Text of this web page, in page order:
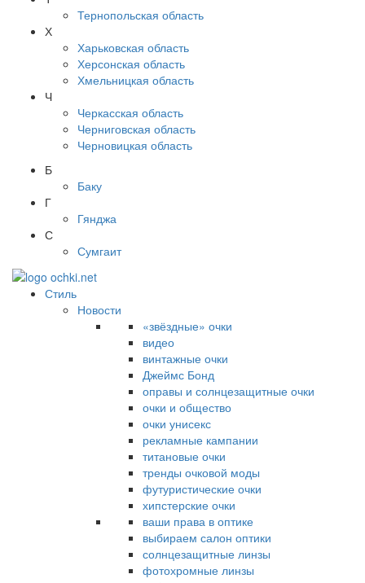
Тернопольская область
Х
Харьковская область
Херсонская область
Хмельницкая область
Ч
Черкасская область
Черниговская область
Черновицкая область
Б
Баку
Г
Гянджа
С
Сумгаит
Стиль
Новости
«звёздные» очки
видео
винтажные очки
Джеймс Бонд
оправы и солнцезащитные очки
очки и общество
очки унисекс
рекламные кампании
титановые очки
тренды очковой моды
футуристические очки
хипстерские очки
ваши права в оптике
выбираем салон оптики
солнцезащитные линзы
фотохромные линзы